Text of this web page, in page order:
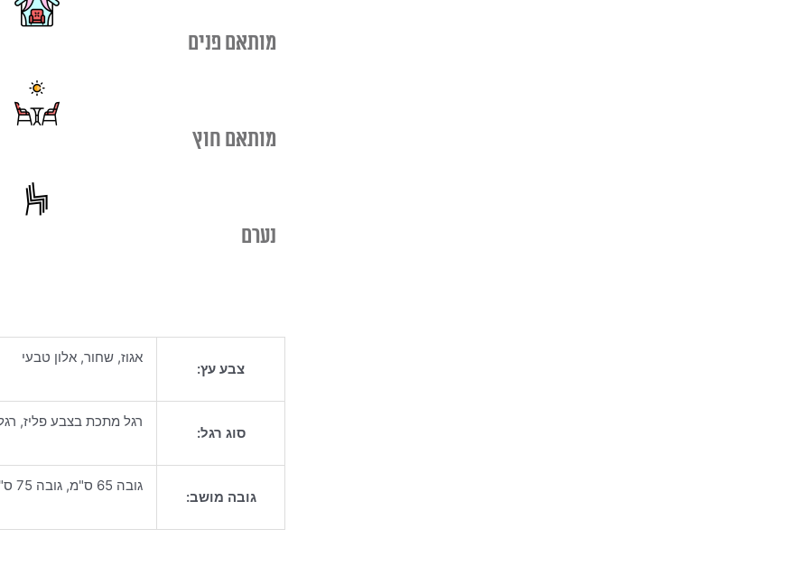
מותאם פנים
מותאם חוץ
נערם
צבע עץ:
אגוז, שחור, אלון טבעי
סוג רגל:
רגל מתכת בצבע פליז,
גובה מושב:
גובה 65 ס"מ, גובה 75 ס"מ